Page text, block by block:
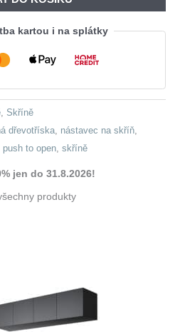
Kč. 136,00
kartou i na splátky
, Skříně
dřevotříska, nástavec na skříň,
push to open, skříně
jen do 31.8.2026!
produkty